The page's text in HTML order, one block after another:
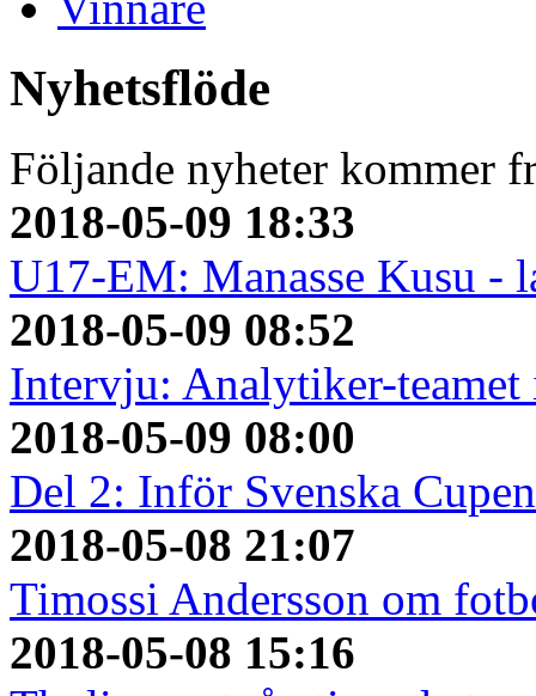
Nyhetsflöde
Följande nyheter kommer
2018-05-09 18:33
U17-EM: Manasse Kusu -
2018-05-09 08:52
Intervju: Analytiker-
2018-05-09 08:00
Del 2: Inför Svenska
2018-05-08 21:07
Timossi Andersson om
2018-05-08 15:16